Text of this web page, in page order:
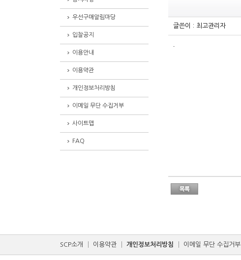
우선구매알림마당
입찰공지
이용안내
이용약관
개인정보처리방침
이메일 무단 수집거부
사이트맵
FAQ
글쓴이 : 최고관리자
.
SCP소개 이용약관 개인정보처리방침 이메일 무단 수집거부